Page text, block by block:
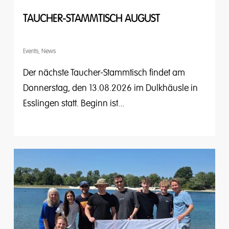
TAUCHER-STAMMTISCH AUGUST
Events, News
Der nächste Taucher-Stammtisch findet am
Donnerstag, den 13.08.2026 im Dulkhäusle in
Esslingen statt. Beginn ist...